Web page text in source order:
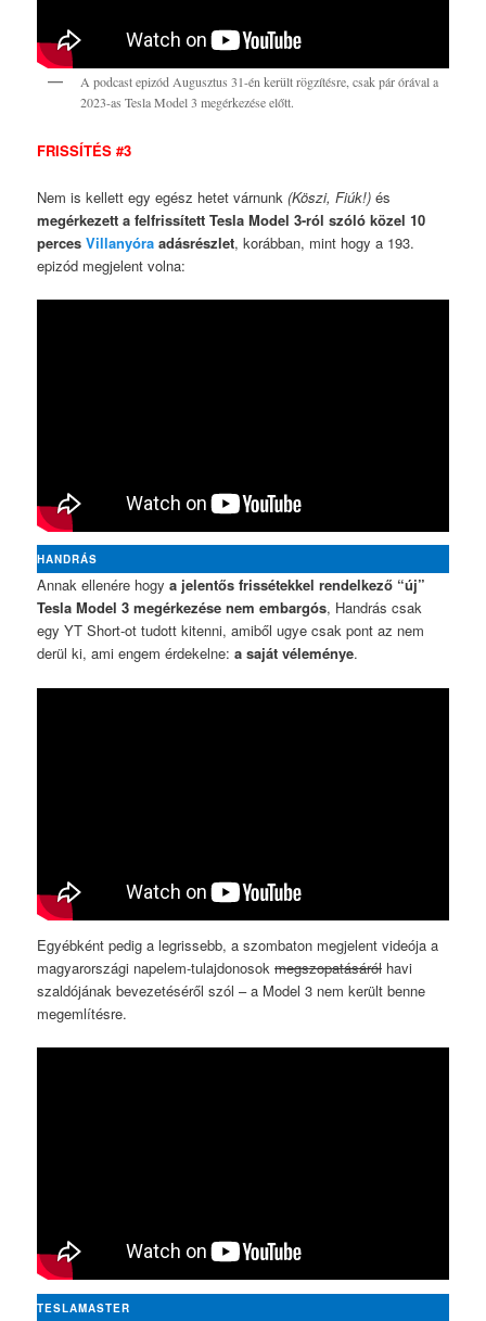
A podcast epizód Augusztus 31-én került rögzítésre, csak pár órával a
2023-as Tesla Model 3 megérkezése előtt.
FRISSÍTÉS #3
Nem is kellett egy egész hetet várnunk(Köszi, Fiúk!) és
megérkezett a felfrissített Tesla Model 3-ról szóló közel 10
percesVillanyóra adásrészlet, korábban, mint hogy a 193.
epizód megjelent volna:
HANDRÁS
Annak ellenére hogya jelentős frissétekkel rendelkező “új”
Tesla Model 3 megérkezése nem embargós, Handrás csak
egy YT Short-ot tudott kitenni, amiből ugye csak pont az nem
derül ki, ami engem érdekelne:a saját véleménye.
Egyébként pedig a legrissebb, a szombaton megjelent videója a
magyarországi napelem-tulajdonosokmegszopatásáról havi
szaldójának bevezetéséről szól – a Model 3 nem került benne
megemlítésre.
TESLAMASTER